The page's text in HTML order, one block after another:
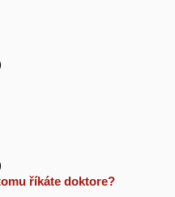
říkáte doktore?